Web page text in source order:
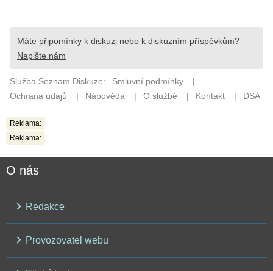
Reklama:
Reklama:
O nás
Redakce
Provozovatel webu